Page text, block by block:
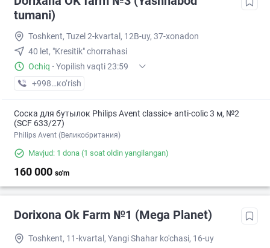
tumani)
Toshkent, Tuzel 2-kvartal, 12B-uy, 37-xonadon
40 let, "Kresitik" chorrahasi
Ochiq · Yopilish vaqti 23:59
+998 (90) XXX-XX-XX
кo’rish
Соска для бутылок Philips Avent classic+ anti-colic 3 м, №2
(SCF 633/27)
Philips Avent (Великобритания)
Mavjud: 1 dona (1 soat oldin yangilangan)
160 000 so'm
Dorixona Ok Farm №1 (Mega Planet)
Toshkent, 11-kvartal, Yangi Shahar ko'chasi, 16-uy